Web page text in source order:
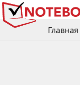
Главная